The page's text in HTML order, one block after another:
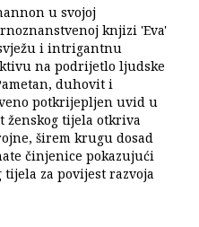
u svojoj
knjizi 'Eva'
i intrigantnu
na podrijetlo ljudske
duhovit i
potkrijepljen uvid u
ženskog tijela otkriva
širem krugu dosad
činjenice pokazujući
za povijest razvoja